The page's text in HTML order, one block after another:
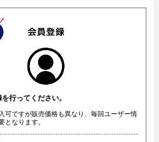
行ってください。
可ですが販売価格も異なり、毎回ユーザー情
となります。